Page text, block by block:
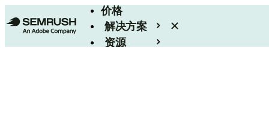
价格
解决方案
资源